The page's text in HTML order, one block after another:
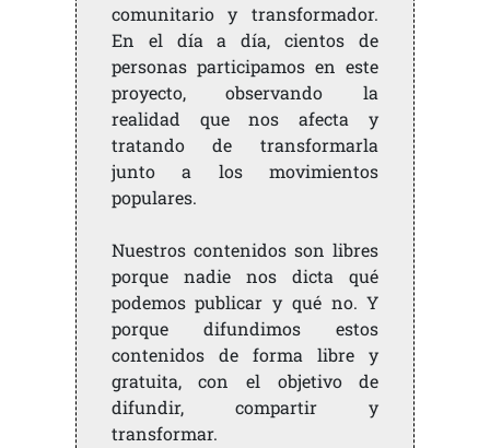
comunitario y transformador.
En el día a día, cientos de
personas participamos en este
proyecto, observando la
realidad que nos afecta y
tratando de transformarla
junto a los movimientos
populares.
Nuestros contenidos son libres
porque nadie nos dicta qué
podemos publicar y qué no. Y
porque difundimos estos
contenidos de forma libre y
gratuita, con el objetivo de
difundir, compartir y
transformar.